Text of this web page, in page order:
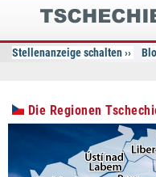
Stellenanzeige schalten
Die Regionen